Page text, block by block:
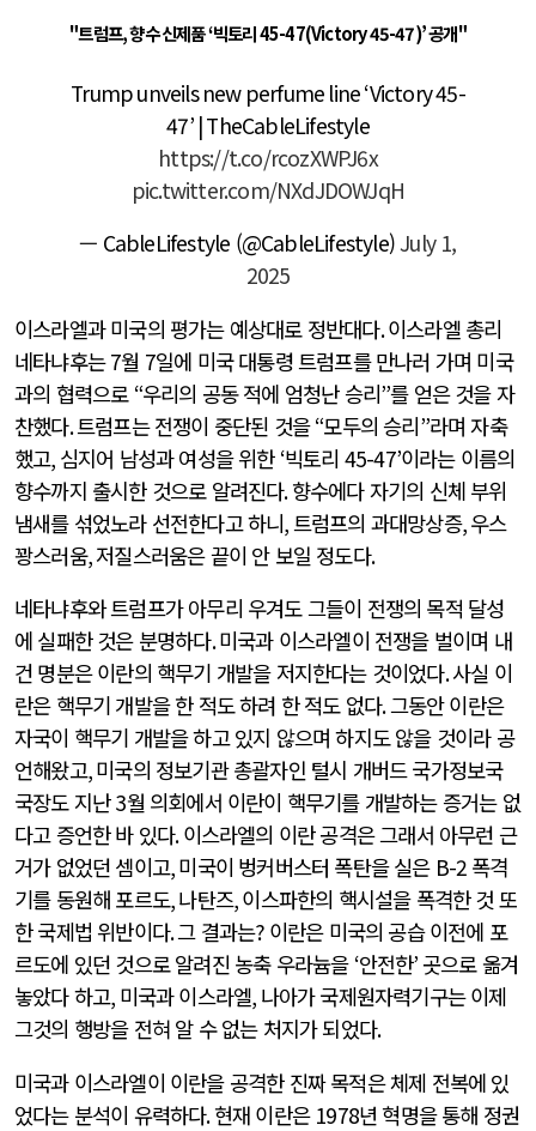
"트럼프, 향수 신제품 ‘빅토리 45-47(Victory 45-47)’ 공개"
Trump unveils new perfume line ‘Victory 45-
47’ | TheCableLifestyle
https://t.co/rcozXWPJ6x
pic.twitter.com/NXdJDOWJqH
— CableLifestyle (@CableLifestyle)July 1,
2025
이스라엘과 미국의 평가는 예상대로 정반대다.이스라엘 총리
네타냐후는7월 7일에 미국 대통령 트럼프를 만나러 가며 미국
과의 협력으로 “우리의 공동 적에 엄청난 승리”를 얻은 것을 자
찬했다.트럼프는 전쟁이 중단된 것을“모두의 승리”라며 자축
했고, 심지어 남성과 여성을 위한 ‘빅토리 45-47’이라는 이름의
향수까지 출시한 것으로 알려진다.향수에다 자기의 신체 부위
냄새를 섞었노라 선전한다고 하니,트럼프의 과대망상증,우스
꽝스러움,저질스러움은 끝이 안 보일 정도다.
네타냐후와 트럼프가 아무리 우겨도 그들이 전쟁의 목적 달성
에 실패한 것은 분명하다.미국과 이스라엘이 전쟁을 벌이며 내
건 명분은 이란의 핵무기 개발을 저지한다는 것이었다.사실 이
란은 핵무기 개발을 한 적도 하려 한 적도 없다.그동안 이란은
자국이 핵무기 개발을 하고 있지 않으며 하지도 않을 것이라 공
언해왔고,미국의 정보기관 총괄자인 털시 개버드 국가정보국
국장도 지난3월 의회에서 이란이 핵무기를 개발하는 증거는 없
다고 증언한 바 있다.이스라엘의 이란 공격은 그래서 아무런 근
거가 없었던 셈이고,미국이 벙커버스터 폭탄을 실은 B-2 폭격
기를 동원해 포르도,나탄즈,이스파한의 핵시설을 폭격한 것 또
한 국제법 위반이다.그 결과는? 이란은 미국의 공습 이전에 포
르도에 있던 것으로 알려진 농축 우라늄을 ‘안전한’곳으로 옮겨
놓았다 하고, 미국과 이스라엘, 나아가 국제원자력기구는 이제
그것의 행방을 전혀 알 수 없는 처지가 되었다.
미국과 이스라엘이 이란을 공격한 진짜 목적은 체제 전복에 있
었다는 분석이 유력하다.현재 이란은 1978년 혁명을 통해 정권